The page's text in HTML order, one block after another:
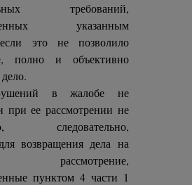
требований,
указанным
это не позволило
полно и объективно
в жалобе не
при ее рассмотрении не
следовательно,
возвращения дела на
пунктом 4 части 1